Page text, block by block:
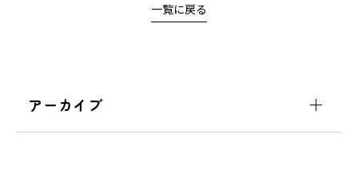
一覧に戻る
アーカイブ